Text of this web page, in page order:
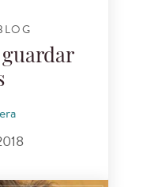
guardar